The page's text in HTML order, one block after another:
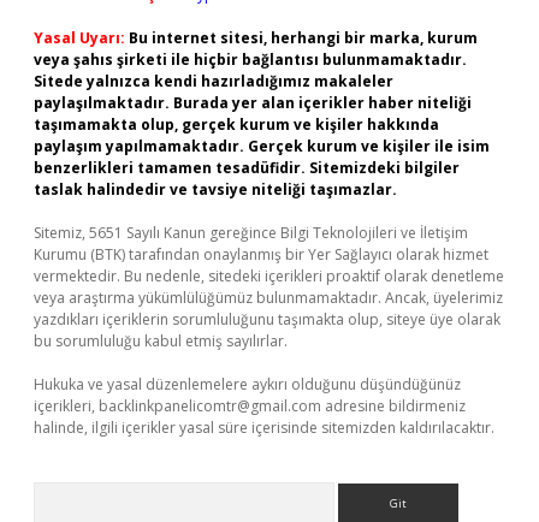
Yasal Uyarı: Bu internet sitesi, herhangi bir marka, kurum
veya şahıs şirketi ile hiçbir bağlantısı bulunmamaktadır.
Sitede yalnızca kendi hazırladığımız makaleler
paylaşılmaktadır. Burada yer alan içerikler haber niteliği
taşımamakta olup, gerçek kurum ve kişiler hakkında
paylaşım yapılmamaktadır. Gerçek kurum ve kişiler ile isim
benzerlikleri tamamen tesadüfidir. Sitemizdeki bilgiler
taslak halindedir ve tavsiye niteliği taşımazlar.
Sitemiz, 5651 Sayılı Kanun gereğince Bilgi Teknolojileri ve İletişim
Kurumu (BTK) tarafından onaylanmış bir Yer Sağlayıcı olarak hizmet
vermektedir. Bu nedenle, sitedeki içerikleri proaktif olarak denetleme
veya araştırma yükümlülüğümüz bulunmamaktadır. Ancak, üyelerimiz
yazdıkları içeriklerin sorumluluğunu taşımakta olup, siteye üye olarak
bu sorumluluğu kabul etmiş sayılırlar.
Hukuka ve yasal düzenlemelere aykırı olduğunu düşündüğünüz
içerikleri, backlinkpanelicomtr@gmail.com adresine bildirmeniz
halinde, ilgili içerikler yasal süre içerisinde sitemizden kaldırılacaktır.